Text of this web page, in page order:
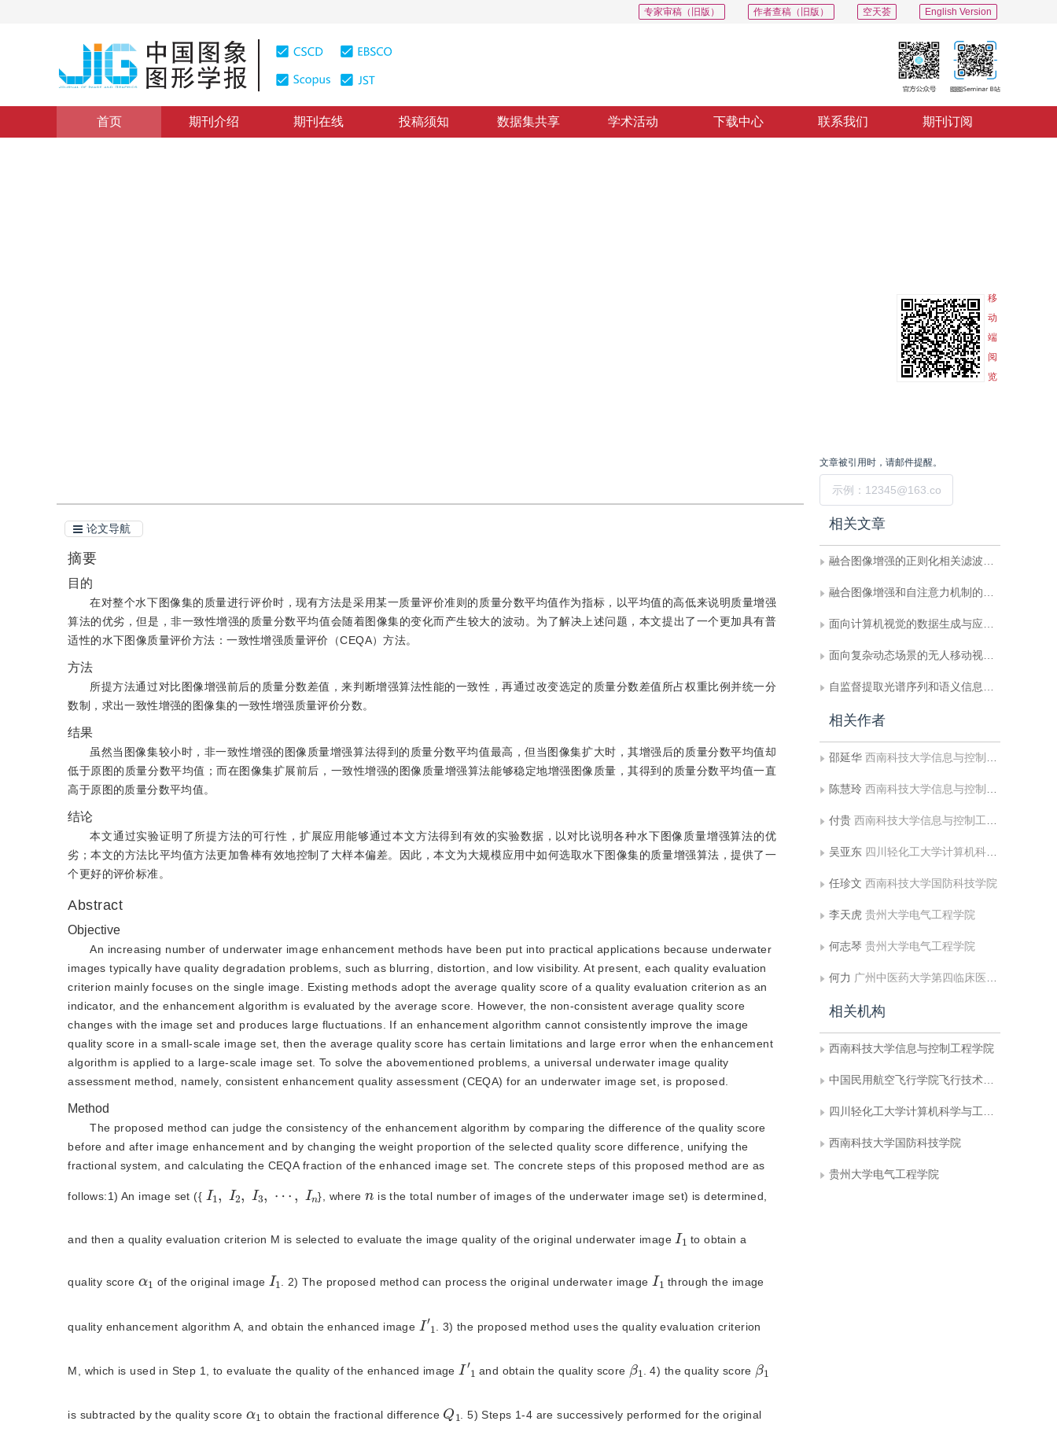
English Version
空天荟
作者查稿（旧版）
专家审稿（旧版）
首页 期刊介绍 期刊在线 投稿须知 数据集共享 学术活动 下载中心 联系我们 期刊订阅
移
动
端
阅
览
论文导航
摘要
目的
在对整个水下图像集的质量进行评价时，现有方法是采用某一质量评价准则的质量分数平均值作为指标，以平均值的高低来说明质量增强
算法的优劣，但是，非一致性增强的质量分数平均值会随着图像集的变化而产生较大的波动。为了解决上述问题，本文提出了一个更加具有普
适性的水下图像质量评价方法：一致性增强质量评价（CEQA）方法。
方法
所提方法通过对比图像增强前后的质量分数差值，来判断增强算法性能的一致性，再通过改变选定的质量分数差值所占权重比例并统一分
数制，求出一致性增强的图像集的一致性增强质量评价分数。
结果
虽然当图像集较小时，非一致性增强的图像质量增强算法得到的质量分数平均值最高，但当图像集扩大时，其增强后的质量分数平均值却
低于原图的质量分数平均值；而在图像集扩展前后，一致性增强的图像质量增强算法能够稳定地增强图像质量，其得到的质量分数平均值一直
高于原图的质量分数平均值。
结论
本文通过实验证明了所提方法的可行性，扩展应用能够通过本文方法得到有效的实验数据，以对比说明各种水下图像质量增强算法的优
劣；本文的方法比平均值方法更加鲁棒有效地控制了大样本偏差。因此，本文为大规模应用中如何选取水下图像集的质量增强算法，提供了一
个更好的评价标准。
Abstract
Objective
An increasing number of underwater image enhancement methods have been put into practical applications because underwater
images typically have quality degradation problems, such as blurring, distortion, and low visibility. At present, each quality evaluation
criterion mainly focuses on the single image. Existing methods adopt the average quality score of a quality evaluation criterion as an
indicator, and the enhancement algorithm is evaluated by the average score. However, the non-consistent average quality score
changes with the image set and produces large fluctuations. If an enhancement algorithm cannot consistently improve the image
quality score in a small-scale image set, then the average quality score has certain limitations and large error when the enhancement
algorithm is applied to a large-scale image set. To solve the abovementioned problems, a universal underwater image quality
assessment method, namely, consistent enhancement quality assessment (CEQA) for an underwater image set, is proposed.
Method
The proposed method can judge the consistency of the enhancement algorithm by comparing the difference of the quality score
before and after image enhancement and by changing the weight proportion of the selected quality score difference, unifying the
fractional system, and calculating the CEQA fraction of the enhanced image set. The concrete steps of this proposed method are as
follows:1) An image set ({ 1, ,I3 }, wheren is the total number of images of the underwater image set) is determined,
and then a quality evaluation criterion M is selected to evaluate the image quality of the original underwater image I
1 to obtain a
quality score α
1 of the original image I
1 . 2) The proposed method can process the original underwater image I
1 through the image
quality enhancement algorithm A, and obtain the enhanced image I′
1 . 3) the proposed method uses the quality evaluation criterion
M, which is used in Step 1, to evaluate the quality of the enhanced image I′
1 and obtain the quality score β
1 . 4) the quality score β
1
is subtracted by the quality score α
1 to obtain the fractional difference Q
1 . 5) Steps 1-4 are successively performed for the original
文章被引用时，请邮件提醒。
相关文章
融合图像增强的正则化相关滤波无人机目标跟踪
融合图像增强和自注意力机制的活动性肺结核CT影像数据生成
面向计算机视觉的数据生成与应用研究进展
面向复杂动态场景的无人移动视觉技术研究进展
自监督提取光谱序列和语义信息的胆管癌显微高光谱图像分类
相关作者
邵延华 西南科技大学信息与控制工程学院
陈慧玲 西南科技大学信息与控制工程学院
付贵 西南科技大学信息与控制工程学院;中国民用航空飞行学院飞行技术学院
吴亚东 四川轻化工大学计算机科学与工程学院
任珍文 西南科技大学国防科技学院
李天虎 贵州大学电气工程学院
何志琴 贵州大学电气工程学院
何力 广州中医药大学第四临床医学院
相关机构
西南科技大学信息与控制工程学院
中国民用航空飞行学院飞行技术学院
四川轻化工大学计算机科学与工程学院
西南科技大学国防科技学院
贵州大学电气工程学院